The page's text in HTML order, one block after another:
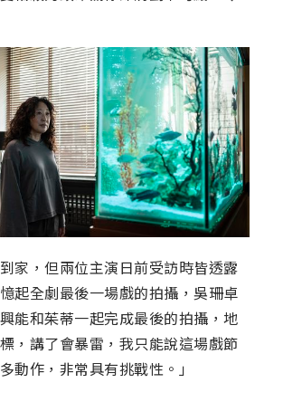
家，但兩位主演日前受訪時皆透露
起全劇最後一場戲的拍攝，吳珊卓
能和茱蒂一起完成最後的拍攝，地
，講了會暴雷，我只能說這場戲節
動作，非常具有挑戰性。」